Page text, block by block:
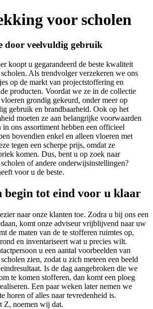
voor scholen
door veelvuldig gebruik
koopt u gegarandeerd de beste kwaliteit
Als trendvolger verzekeren we ons
op de markt van projectstoffering en
producten. Voordat we ze in de collectie
grondig gekeurd, onder meer op
gebruik en brandbaarheid. Ook op het
moeten ze aan belangrijke voorwaarden
ons assortiment hebben een officieel
bovendien enkel en alleen vloeren met
tegen een scherpe prijs, omdat ze
komen. Dus, bent u op zoek naar
of andere onderwijsinstellingen?
voor u de beste.
begin tot eind voor u klaar
naar onze klanten toe. Zodra u bij ons een
komt onze adviseur vrijblijvend naar uw
de maten van de te stofferen ruimtes op,
en inventariseert wat u precies wilt.
u een aantal voorbeelden van
zien, zodat u zich meteen een beeld
Is de dag aangebroken die we
te komen stofferen, dan komt een ploeg
Een paar weken later nemen we
horen of alles naar tevredenheid is.
Z, noemen wij dat.